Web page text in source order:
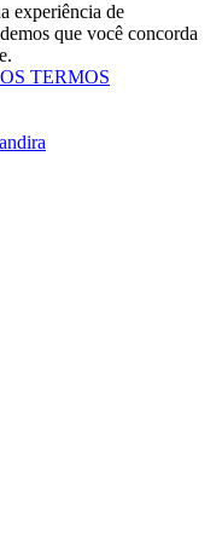
experiência de
que você concorda
TERMOS